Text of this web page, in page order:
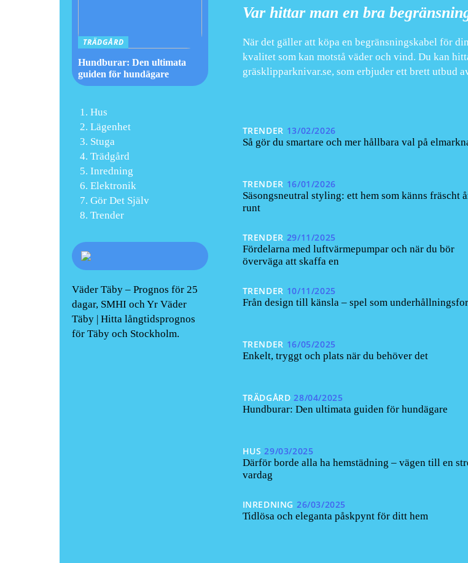
Var hittar man en bra
När det gäller att köpa en begränsningskabel för
kvalitet som kan motstå väder och vind. Du kan
gräsklipparknivar.se, som erbjuder ett brett utbud
TRENDER 13/02/2026
Så gör du smartare och mer hållbara val på
TRENDER 16/01/2026
Säsongsneutral styling: ett hem som känns fräscht
runt
TRENDER 29/11/2025
Fördelarna med luftvärmepumpar och när du bör
överväga att skaffa en
TRENDER 10/11/2025
Från design till känsla – spel som
TRENDER 16/05/2025
Enkelt, tryggt och plats när du behöver det
TRÄDGÅRD 28/04/2025
Hundburar: Den ultimata guiden för hundägare
HUS 29/03/2025
Därför borde alla ha hemstädning – vägen till en
vardag
INREDNING 26/03/2025
Tidlösa och eleganta påskpynt för ditt hem
TRÄDGÅRD
Hundburar: Den ultimata
guiden för hundägare
Hus
Lägenhet
Stuga
Trädgård
Inredning
Elektronik
Gör Det Själv
Trender
Väder Täby – Prognos för 25
dagar, SMHI och Yr Väder
Täby | Hitta långtidsprognos
för Täby och Stockholm.